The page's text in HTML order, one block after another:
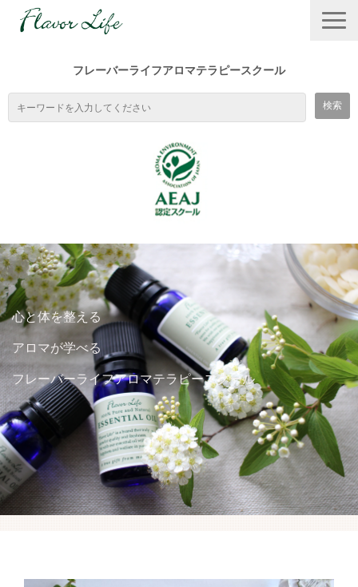
フレーバーライフアロマテラピースクール
スクールの特徴
１DAYワークショップ
アロマを学ぶ
ハーブを学ぶ
講座スケジュール
受講生の方へ
アクセス
心と体を整える
アロマが学べる
フレーバーライフアロマテラピースクール